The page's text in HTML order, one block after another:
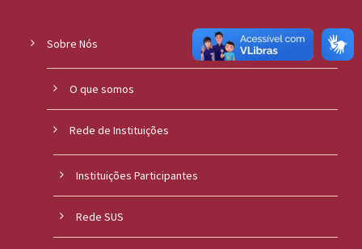
Sobre Nós
O que somos
Rede de Instituições
Instituições Participantes
Rede SUS